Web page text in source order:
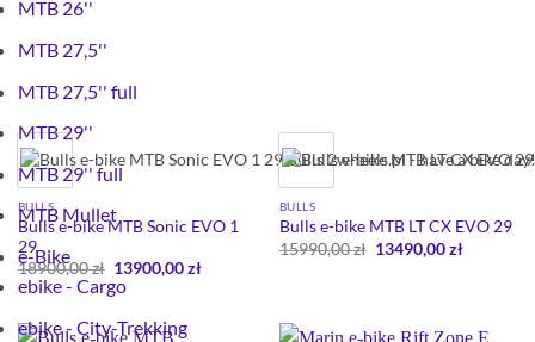
MTB 26''
MTB 27,5''
MTB 27,5'' full
MTB 29''
MTB 29'' full
MTB Mullet
e-Bike
ebike - Cargo
ebike - City-Trekking
BULLS
Bulls e-bike MTB Sonic EVO 1
29
18900,00zł Pierwotna
cena
wynosiła:
13900,00złAktualna
BULLS
Bulls e-bike MTB LT CX EVO 29
15990,00zł Pierwotna
13490,00złAktualna